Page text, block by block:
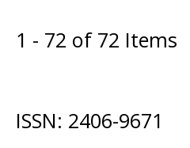
1 - 72 of 72 Items
ISSN: 2406-9671